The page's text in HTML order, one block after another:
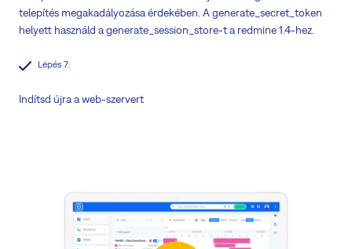
telepítés megakadályozása érdekében. A generate_secret_token
helyett használd a generate_session_store-t a redmine 1.4-hez.
Lépés 7:
Indítsd újra a web-szervert